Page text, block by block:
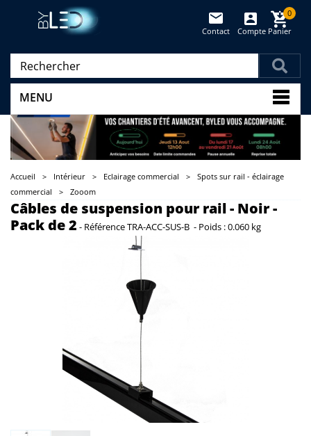
Panier
0
Compte
Contact
MENU
Accueil > Intérieur > Eclairage commercial >
Spots sur rail - éclairage
commercial
> Zooom
Câbles de suspension pour rail - Noir -
Pack de 2 - RéférenceTRA-ACC-SUS-B - Poids :0.060 kg